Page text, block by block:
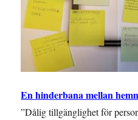
En hinderbana mellan
”Dålig tillgänglighet för